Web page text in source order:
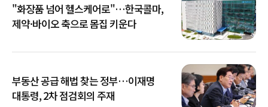
"화장품 넘어 헬스케어로"…한국콜마,
제약·바이오 축으로 몸집 키운다
부동산 공급 해법 찾는 정부…이재명
대통령, 2차 점검회의 주재